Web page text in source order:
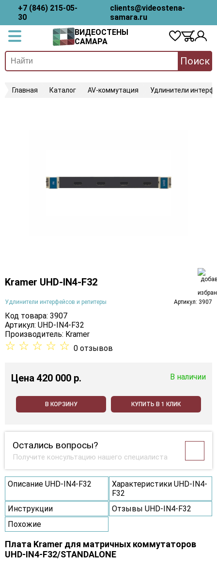
+7 (846) 215-05-
30
clients@videostena-
samara.ru
ВИДЕОСТЕНЫ
САМАРА
Поиск
Главная Каталог AV-коммутация Удлинители
Kramer UHD-IN4-F32
Удлинители интерфейсов и репитеры Артикул: 3907
Код товара: 3907
Артикул: UHD-IN4-F32
Производитель: Kramer
☆ ☆ ☆ ☆ ☆ 0 отзывов
Цена 420 000 p. В наличии
В КОРЗИНУ КУПИТЬ В 1 КЛИК
Остались вопросы?
Получите консультацию нашего специалиста
Описание UHD-IN4-F32
Характеристики UHD-IN4-
F32
Инструкции
Отзывы UHD-IN4-F32
Похожие
Плата Kramer для матричных коммутаторов
UHD-IN4-F32/STANDALONE